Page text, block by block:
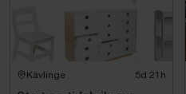
Kävlinge 5d 21h